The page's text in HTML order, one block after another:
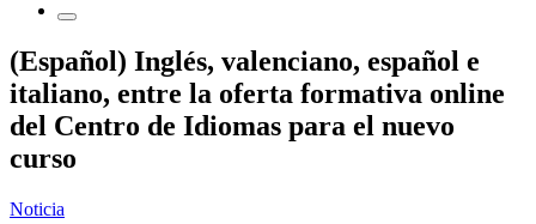
(Español) Inglés, valenciano, español e
italiano, entre la oferta formativa online
del Centro de Idiomas para el nuevo
curso
Noticia